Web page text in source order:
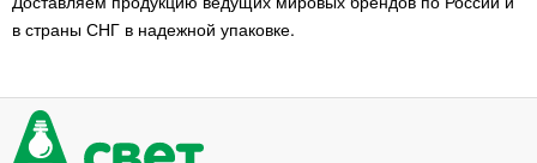
в страны СНГ в надежной упаковке.